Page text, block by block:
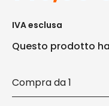
IVA esclusa
Questo prodotto
1